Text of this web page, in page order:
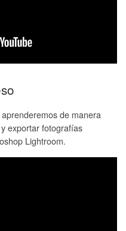
de manera
exportar fotografías
Lightroom.